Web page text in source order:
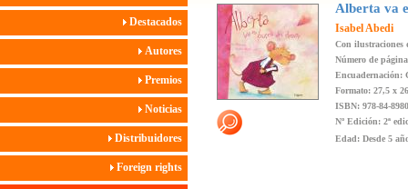
Destacados
Autores
Premios
Noticias
Distribuidores
Foreign rights
Alberta va
Isabel Abedi
Con ilustraciones
Número de
Encuadernación:
Formato: 27,5 x
ISBN: 978-84-
Nº Edición: 2ª
Edad: Desde 5